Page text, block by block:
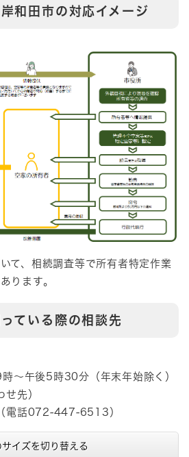
和田市の対応イメージ
て、相続調査等で所有者特定作業
ります。
ている際の相談先
午後5時30分（年末年始除く）
せ先）
話072-447-6513）
サイズを切り替える